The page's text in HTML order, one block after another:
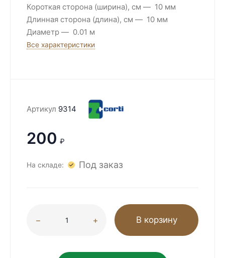
Короткая сторона (ширина), см
10 мм
Длинная сторона (длина), см
10 мм
Диаметр
0.01 м
Все характеристики
Артикул 9314
200 ₽
На складе: Под заказ
В корзину